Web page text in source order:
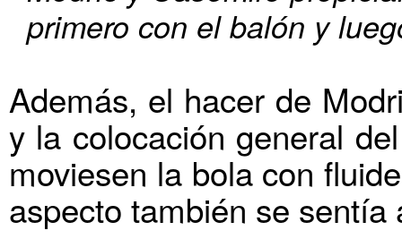
primero con el balón y
Además, el hacer de
y la colocación general
moviesen la bola con
aspecto también se sentía